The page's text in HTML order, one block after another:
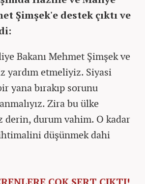
Şimşek'e destek çıktı ve
Bakanı Mehmet Şimşek ve
yardım etmeliyiz. Siyasi
yana bırakıp sorunu
Zira bu ülke
durum vahim. O kadar
ihtimalini düşünmek dahi